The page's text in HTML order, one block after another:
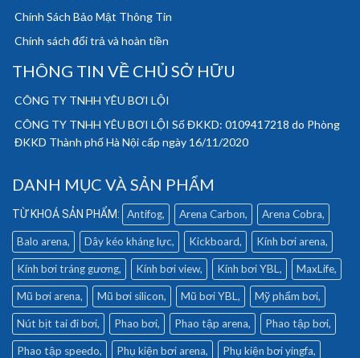
Chính Sách Bảo Mật Thông Tin
Chính sách đổi trả và hoàn tiền
THÔNG TIN VỀ CHỦ SỞ HỮU
CÔNG TY TNHH YÊU BƠI LỘI
CÔNG TY TNHH YÊU BƠI LỘI Số ĐKKD: 0109417218 do Phòng
ĐKKD Thành phố Hà Nội cấp ngày 16/11/2020
DANH MỤC VÀ SẢN PHẨM
Antifog Arena Carbon Arena Cobra
Balo arena Dây kéo kháng lực Kickboard Kính bơi arena
Kính bơi tráng gương Kính bơi view Kính bơi YBL MaxLife
Mũ bơi arena Mũ bơi silicon Mũ bơi YBL Mỹ phẩm bơi
Nút bịt tai đi bơi Phao bơi Phao tập arena Phao tập bơi
Phao tập speedo Phụ kiện bơi arena Phụ kiện bơi yingfa